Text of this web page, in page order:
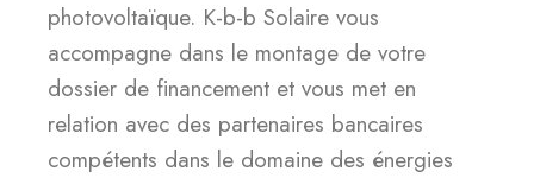
photovoltaïque. K-b-b Solaire vous
accompagne dans le montage de votre
dossier de financement et vous met en
relation avec des partenaires bancaires
compétents dans le domaine des énergies